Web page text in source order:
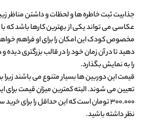
جذابیت ثبت خاطره ها و لحظات و داشتن مناظر
عکاسی می تواند یکی از بهترین کارها باشد که
مخصوص کودک این امکان را برای او فراهم
دهید تا در آن زمان خود را در قالب بزرگتری دیده
را به نمایش بگذارد.
قیمت این دوربین ها بسیار متنوع می باشند زیرا
تعیین می شوند. البته کمترین میزان قیمت برای
300.000 تومان است که این حداقل را برای
نظر داشته باشید.